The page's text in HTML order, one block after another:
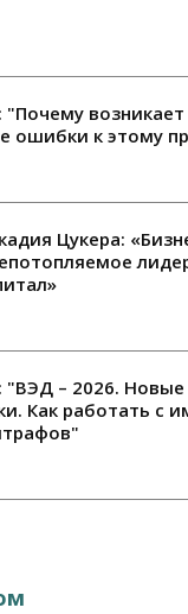
"Почему
ошибки к этому
Цукера:
– 2026. Новые
Как работать с